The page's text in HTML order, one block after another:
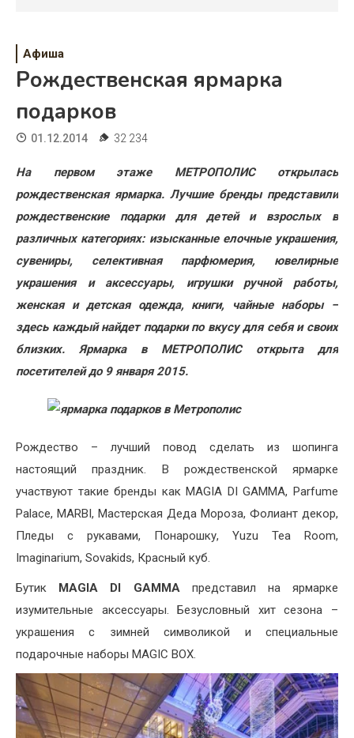
Свадьба
Дом
Жизнь
Хобби
Недвижимость
Афиша
Рождественская ярмарка
подарков
01.12.2014 32 234
На первом этаже МЕТРОПОЛИС открылась
рождественская ярмарка. Лучшие бренды представили
рождественские подарки для детей и взрослых в
различных категориях: изысканные елочные украшения,
сувениры, селективная парфюмерия, ювелирные
украшения и аксессуары, игрушки ручной работы,
женская и детская одежда, книги, чайные наборы –
здесь каждый найдет подарки по вкусу для себя и своих
близких. Ярмарка в МЕТРОПОЛИС открыта для
посетителей до 9 января 2015.
Рождество – лучший повод сделать из шопинга
настоящий праздник. В рождественской ярмарке
участвуют такие бренды как MAGIA DI GAMMA, Parfume
Palace, MARBI, Мастерская Деда Мороза, Фолиант декор,
Пледы с рукавами, Понарошку, Yuzu Tea Room,
Imaginarium, Sovakids, Красный куб.
Бутик MAGIA DI GAMMAпредставил на ярмарке
изумительные аксессуары. Безусловный хит сезона –
украшения с зимней символикой и специальные
подарочные наборы MAGIC BOX.